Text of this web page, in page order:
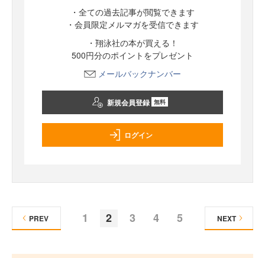
・全ての過去記事が閲覧できます
・会員限定メルマガを受信できます
・翔泳社の本が買える！
500円分のポイントをプレゼント
メールバックナンバー
新規会員登録 無料
ログイン
1 2 3 4 5
PREV NEXT